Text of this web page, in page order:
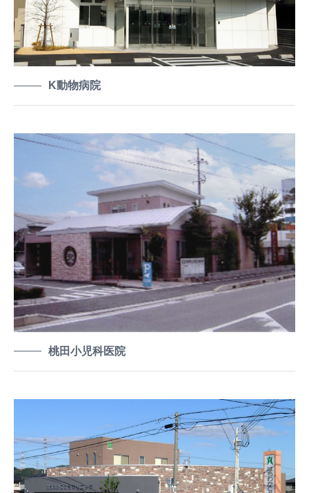
K動物病院
桃田小児科医院